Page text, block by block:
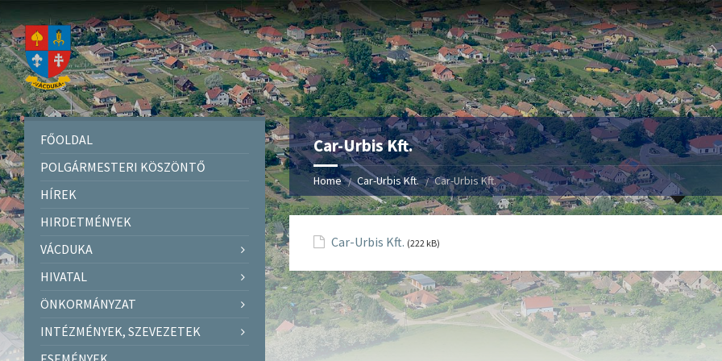
Car-Urbis Kft.
Home Car-Urbis Kft. Car-Urbis Kft.
Car-Urbis Kft. (222 kB)
FŐOLDAL
POLGÁRMESTERI KÖSZÖNTŐ
HÍREK
HIRDETMÉNYEK
VÁCDUKA
HIVATAL
ÖNKORMÁNYZAT
INTÉZMÉNYEK, SZEVEZETEK